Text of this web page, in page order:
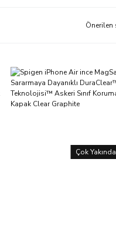
Çok Yakında